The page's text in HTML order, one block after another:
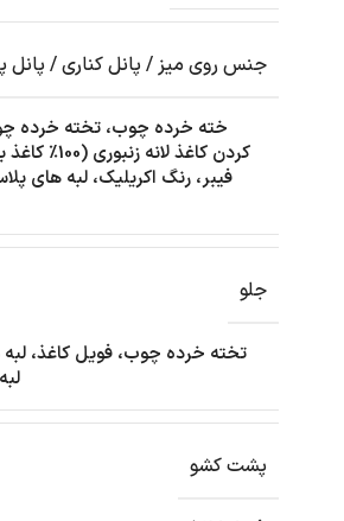
جنس روی میز / پانل کناری / پانل
خته خرده چوب، تخته خرده
کردن کاغذ لانه
فیبر، رنگ اکریلیک، لبه های
جلو
تخته خرده چوب، فویل کاغذ، لبه
پشت کشو